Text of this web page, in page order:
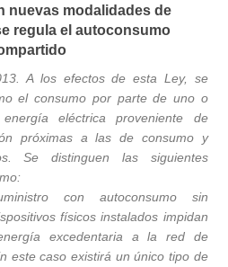
nuevas modalidades de
regula el autoconsumo
A los efectos de esta Ley, se
el consumo por parte de uno o
eléctrica proveniente de
próximas a las de consumo y
Se distinguen las siguientes
con autoconsumo sin
físicos instalados impidan
excedentaria a la red de
este caso existirá un único tipo de